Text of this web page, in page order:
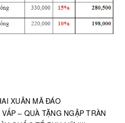
XUÂN MÃ ĐÁO
– QUÀ TẶNG NGẬP TRÀN